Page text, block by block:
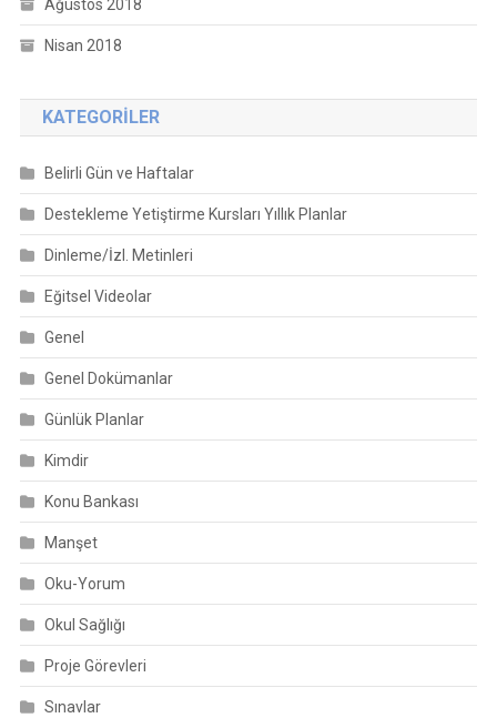
Ağustos 2018
Nisan 2018
KATEGORILER
Belirli Gün ve Haftalar
Destekleme Yetiştirme Kursları Yıllık Planlar
Dinleme/İzl. Metinleri
Eğitsel Videolar
Genel
Genel Dokümanlar
Günlük Planlar
Kimdir
Konu Bankası
Manşet
Oku-Yorum
Okul Sağlığı
Proje Görevleri
Sınavlar